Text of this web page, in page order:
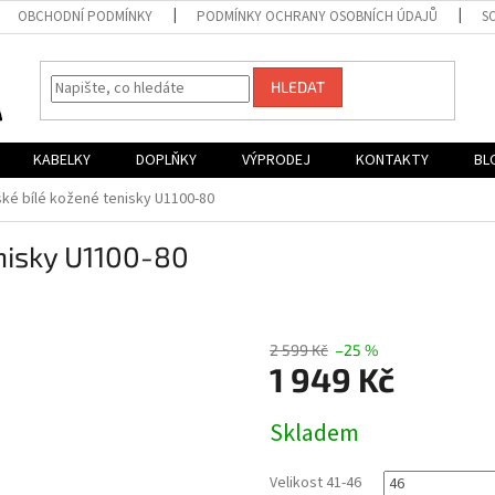
OBCHODNÍ PODMÍNKY PODMÍNKY OCHRANY OSOBNÍCH ÚDAJŮ
HLEDAT
KABELKY DOPLŇKY VÝPRODEJ KONTAKTY
bílé kožené tenisky U1100-80
U1100-80
2 599 Kč –25 %
1 949 Kč
cena:
Skladem
Velikost 41-46